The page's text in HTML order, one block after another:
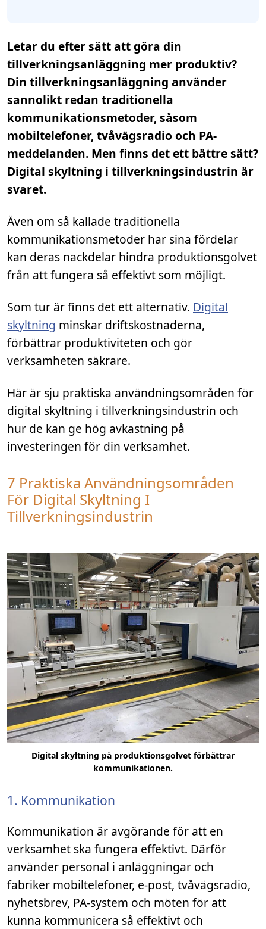
Letar du efter sätt att göra din
tillverkningsanläggning mer produktiv?
Din tillverkningsanläggning använder
sannolikt redan traditionella
kommunikationsmetoder, såsom
mobiltelefoner, tvåvägsradio och PA-
meddelanden. Men finns det ett bättre sätt?
Digital skyltning i tillverkningsindustrin är
svaret.
Även om så kallade traditionella
kommunikationsmetoder har sina fördelar
kan deras nackdelar hindra produktionsgolvet
från att fungera så effektivt som möjligt.
Som tur är finns det ett alternativ. Digital
skyltning minskar driftskostnaderna,
förbättrar produktiviteten och gör
verksamheten säkrare.
Här är sju praktiska användningsområden för
digital skyltning i tillverkningsindustrin och
hur de kan ge hög avkastning på
investeringen för din verksamhet.
7 Praktiska Användningsområden
För Digital Skyltning I
Tillverkningsindustrin
Digital skyltning på produktionsgolvet förbättrar
kommunikationen.
1. Kommunikation
Kommunikation är avgörande för att en
verksamhet ska fungera effektivt. Därför
använder personal i anläggningar och
fabriker mobiltelefoner, e-post, tvåvägsradio,
nyhetsbrev, PA-system och möten för att
kunna kommunicera så effektivt och